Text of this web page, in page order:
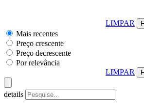
LIMPAR
Mais recentes
Preço crescente
Preço decrescente
Por relevância
LIMPAR
details